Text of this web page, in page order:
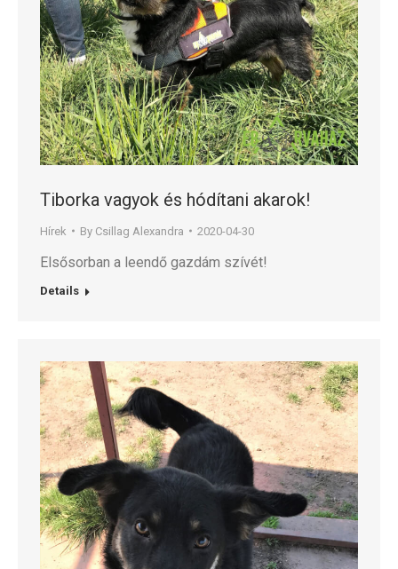
Tiborka vagyok és hódítani akarok!
Hírek By Csillag Alexandra 2020-04-30
Elsősorban a leendő gazdám szívét!
Details